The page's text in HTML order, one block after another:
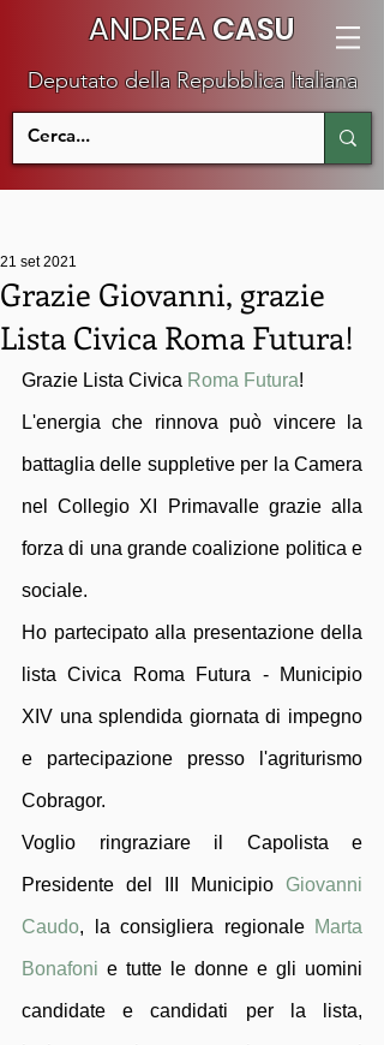
ANDREACASU
Deputato della Repubblica Italiana
Grazie Giovanni, grazie
Lista Civica Roma Futura!
21 set 2021
Grazie Lista Civica Roma Futura!
L'energia che rinnova può vincere la
battaglia delle suppletive per la Camera
nel Collegio XI Primavalle grazie alla
forza di una grande coalizione politica e
sociale.
Ho partecipato alla presentazione della
lista Civica Roma Futura - Municipio
XIV una splendida giornata di impegno
e partecipazione presso l'agriturismo
Cobragor.
Voglio ringraziare il Capolista e
Presidente del III Municipio Giovanni
Caudo, la consigliera regionale Marta
Bonafoni e tutte le donne e gli uomini
candidate e candidati per la lista,